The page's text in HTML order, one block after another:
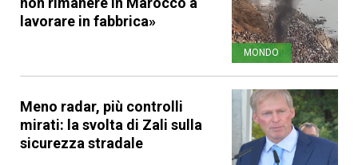
lavorare in fabbrica»
MONDO
Meno radar, più controlli
mirati: la svolta di Zali sulla
sicurezza stradale